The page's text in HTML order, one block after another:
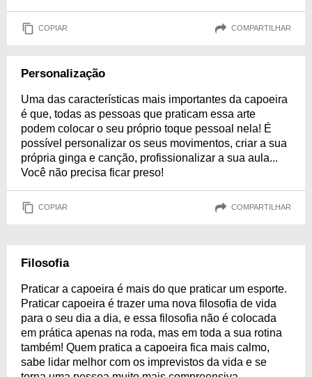
COPIAR COMPARTILHAR
Personalização
Uma das características mais importantes da capoeira
é que, todas as pessoas que praticam essa arte
podem colocar o seu próprio toque pessoal nela! É
possível personalizar os seus movimentos, criar a sua
própria ginga e canção, profissionalizar a sua aula...
Você não precisa ficar preso!
COPIAR COMPARTILHAR
Filosofia
Praticar a capoeira é mais do que praticar um esporte.
Praticar capoeira é trazer uma nova filosofia de vida
para o seu dia a dia, e essa filosofia não é colocada
em prática apenas na roda, mas em toda a sua rotina
também! Quem pratica a capoeira fica mais calmo,
sabe lidar melhor com os imprevistos da vida e se